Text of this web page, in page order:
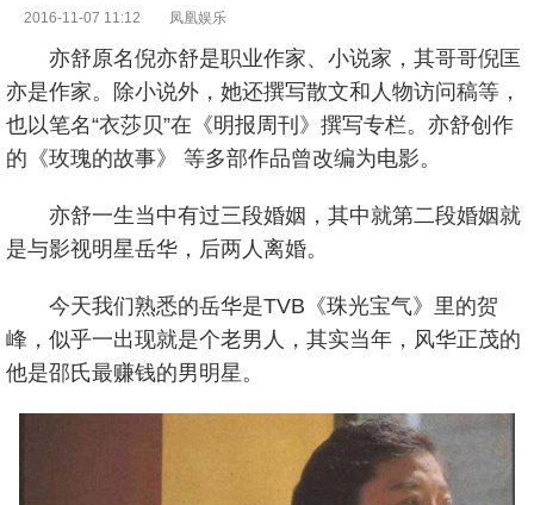
2016-11-07 11:12 凤凰娱乐
亦舒原名倪亦舒是职业作家、小说家，其哥哥倪匡
亦是作家。除小说外，她还撰写散文和人物访问稿等，
也以笔名“衣莎贝”在《明报周刊》撰写专栏。亦舒创作
的《玫瑰的故事》 等多部作品曾改编为电影。
亦舒一生当中有过三段婚姻，其中就第二段婚姻就
是与影视明星岳华，后两人离婚。
今天我们熟悉的岳华是TVB《珠光宝气》里的贺
峰，似乎一出现就是个老男人，其实当年，风华正茂的
他是邵氏最赚钱的男明星。